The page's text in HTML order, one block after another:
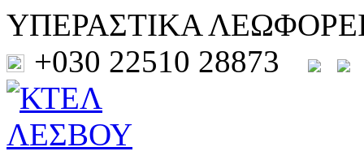
ΥΠΕΡΑΣΤΙΚΑ
+030 22510 28873